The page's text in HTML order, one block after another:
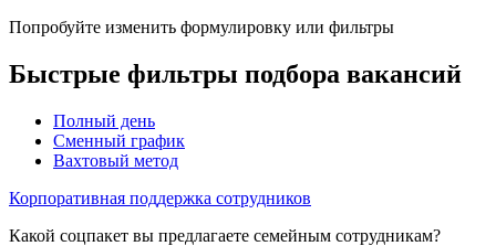
Попробуйте изменить формулировку или фильтры
Быстрые фильтры подбора вакансий
Полный день
Сменный график
Вахтовый метод
Корпоративная поддержка сотрудников
Какой соцпакет вы предлагаете семейным сотрудникам?